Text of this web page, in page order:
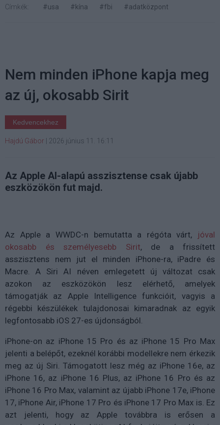
Címkék: #usa #kína #fbi #adatközpont
Nem minden iPhone kapja meg
az új, okosabb Sirit
Kedvencekhez
Hajdú Gábor 2026 június 11. 16:11
Az Apple AI-alapú asszisztense csak újabb
eszközökön fut majd.
Az Apple a WWDC-n bemutatta a régóta várt, jóval
okosabb és személyesebb Sirit, de a frissített
asszisztens nem jut el minden iPhone-ra, iPadre és
Macre. A Siri AI néven emlegetett új változat csak
azokon az eszközökön lesz elérhető, amelyek
támogatják az Apple Intelligence funkcióit, vagyis a
régebbi készülékek tulajdonosai kimaradnak az egyik
legfontosabb iOS 27-es újdonságból.
iPhone-on az iPhone 15 Pro és az iPhone 15 Pro Max
jelenti a belépőt, ezeknél korábbi modellekre nem érkezik
meg az új Siri. Támogatott lesz még az iPhone 16e, az
iPhone 16, az iPhone 16 Plus, az iPhone 16 Pro és az
iPhone 16 Pro Max, valamint az újabb iPhone 17e, iPhone
17, iPhone Air, iPhone 17 Pro és iPhone 17 Pro Max is. Ez
azt jelenti, hogy az Apple továbbra is erősen a